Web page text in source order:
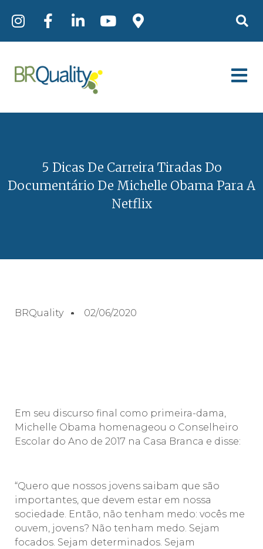
5 Dicas De Carreira Tiradas Do
Documentário De Michelle Obama Para A
Netflix
BRQuality 02/06/2020
Em seu discurso final como primeira-dama,
Michelle Obama homenageou o Conselheiro
Escolar do Ano de 2017 na Casa Branca e disse:
“Quero que nossos jovens saibam que são
importantes, que devem estar em nossa
sociedade. Então, não tenham medo: vocês me
ouvem, jovens? Não tenham medo. Sejam
focados. Sejam determinados. Sejam